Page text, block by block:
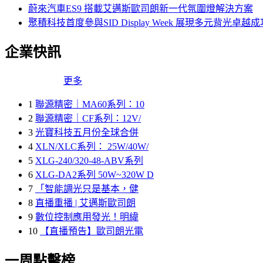
蔚來汽車ES9 搭載艾邁斯歐司朗新一代氛圍燈解決方案
聚積科技首度參與SID Display Week 展現多元背光卓越
企業快訊
更多
1 聯源精密｜MA60系列：10
2 聯源精密｜CF系列：12V/
3 光寶科技五月份全球合併
4 XLN/XLC系列： 25W/40W/
5 XLG-240/320-48-ABV系列
6 XLG-DA2系列 50W~320W D
7
「智能調光只是基本，健
8 直播重播 | 艾邁斯歐司朗
9 數位控制應用發光！明緯
10
【直播預告】歐司朗光電